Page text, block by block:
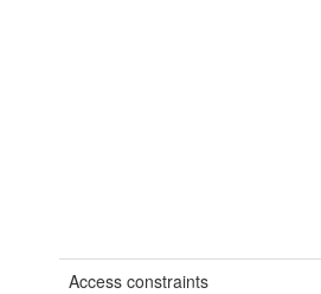
Access constraints